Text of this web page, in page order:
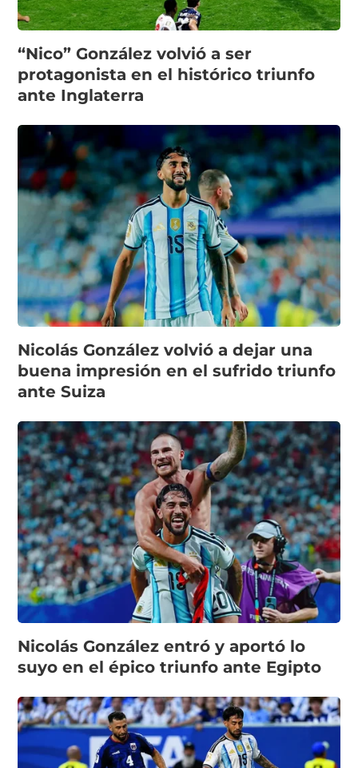
“Nico” González volvió a ser
protagonista en el histórico triunfo
ante Inglaterra
Nicolás González volvió a dejar una
buena impresión en el sufrido triunfo
ante Suiza
Nicolás González entró y aportó lo
suyo en el épico triunfo ante Egipto